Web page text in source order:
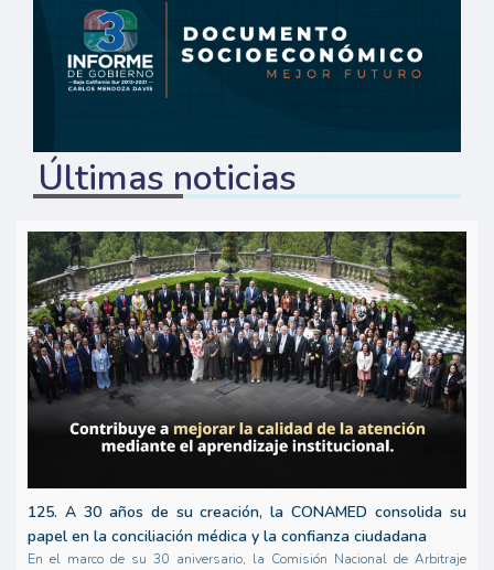
Últimas noticias
125. A 30 años de su creación, la CONAMED consolida su
papel en la conciliación médica y la confianza ciudadana
En el marco de su 30 aniversario, la Comisión Nacional de Arbitraje